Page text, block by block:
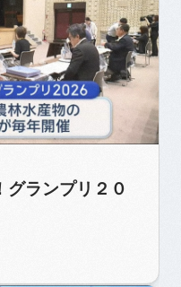
グランプリ２０